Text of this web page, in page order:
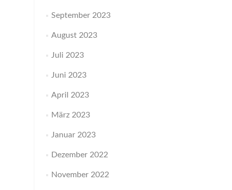
September 2023
August 2023
Juli 2023
Juni 2023
April 2023
März 2023
Januar 2023
Dezember 2022
November 2022